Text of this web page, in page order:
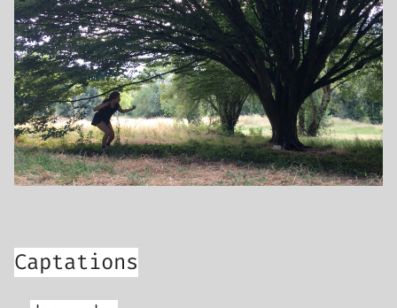
Captations